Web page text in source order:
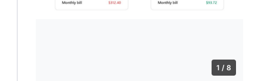
1 / 8